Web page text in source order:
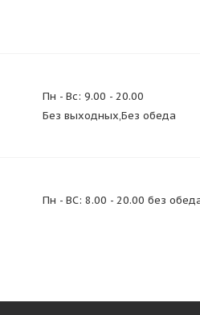
Пн - Вс: 9.00 - 20.00
Без выходных,Без обеда
Пн - ВС: 8.00 - 20.00 без